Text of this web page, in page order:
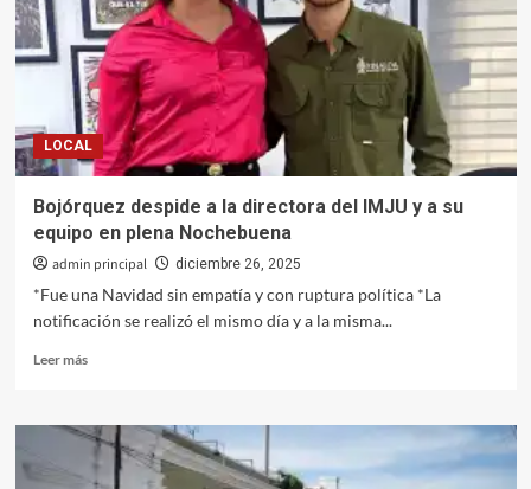
Tren
Interoceánico,
informa
Semar
LOCAL
Bojórquez despide a la directora del IMJU y a su
equipo en plena Nochebuena
admin principal diciembre 26, 2025
*Fue una Navidad sin empatía y con ruptura política *La
notificación se realizó el mismo día y a la misma...
Leer másLeer
Bojórquez
despide